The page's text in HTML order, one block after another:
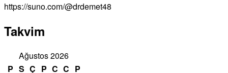
https://suno.com/@drdemet48
Takvim
Ağustos 2026
P S Ç P C C P